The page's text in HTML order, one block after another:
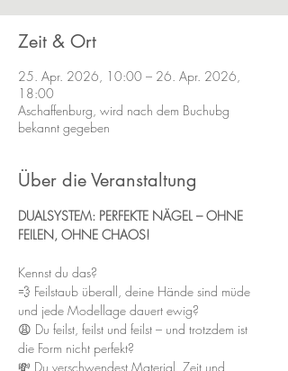
Zeit & Ort
25. Apr. 2026, 10:00 – 26. Apr. 2026,
18:00
Aschaffenburg, wird nach dem Buchubg
bekannt gegeben
Über die Veranstaltung
DUALSYSTEM: PERFEKTE NÄGEL – OHNE
FEILEN, OHNE CHAOS!
Kennst du das?
💨 Feilstaub überall, deine Hände sind müde
und jede Modellage dauert ewig?
😩 Du feilst, feilst und feilst – und trotzdem ist
die Form nicht perfekt?
💸 Du verschwendest Material, Zeit und